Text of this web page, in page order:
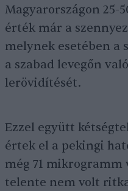
Magyarországon
érték már a
melynek esetében a
a szabad levegőn
lerövidítését.
Ezzel együtt
értek el a pekingi
még 71 mikrogramm
telente nem volt